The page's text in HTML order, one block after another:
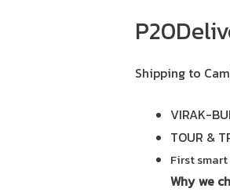
Shipping to
VIRAK-
TOUR &
First
Why we